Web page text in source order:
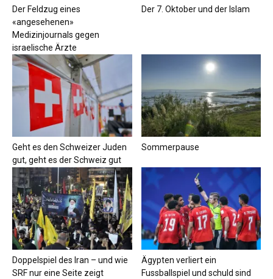
Der Feldzug eines
«angesehenen»
Medizinjournals gegen
israelische Ärzte
Der 7. Oktober und der Islam
Geht es den Schweizer Juden
gut, geht es der Schweiz gut
Sommerpause
Doppelspiel des Iran – und wie
SRF nur eine Seite zeigt
Ägypten verliert ein
Fussballspiel und schuld sind